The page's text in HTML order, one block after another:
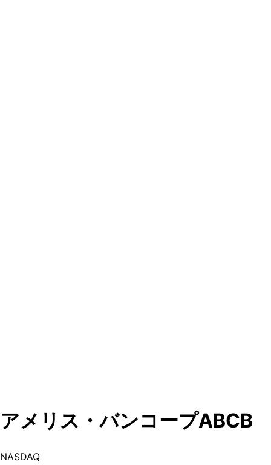
アメリス・バンコープABCB
NASDAQ